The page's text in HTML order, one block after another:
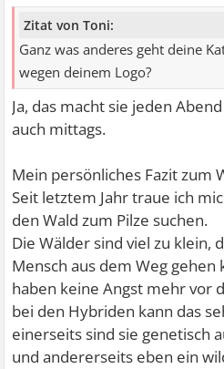
Zitat von Toni:
Ganz was anderes geht deine
wegen deinem Logo?
Ja, das macht sie jeden
auch mittags.
Mein persönliches Fazit zum
Seit letztem Jahr traue ich
den Wald zum Pilze suchen.
Die Wälder sind viel zu klein,
Mensch aus dem Weg
haben keine Angst mehr vor
bei den Hybriden kann das
einerseits sind sie genetisch
und andererseits eben ein